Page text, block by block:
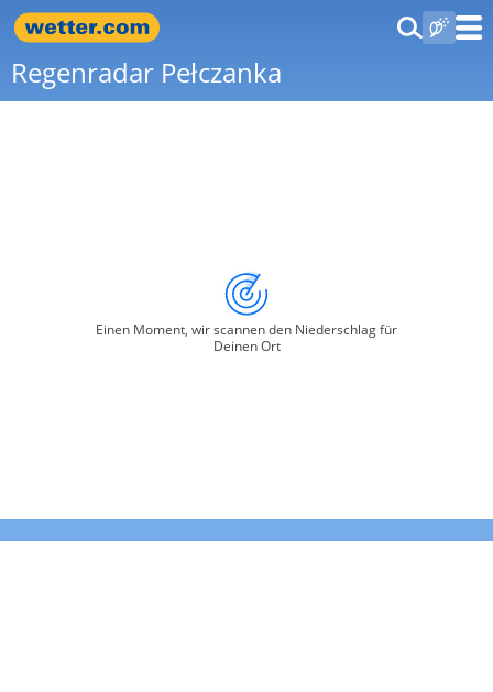
Regenradar Pełczanka
Einen Moment, wir scannen den Niederschlag für
Deinen Ort